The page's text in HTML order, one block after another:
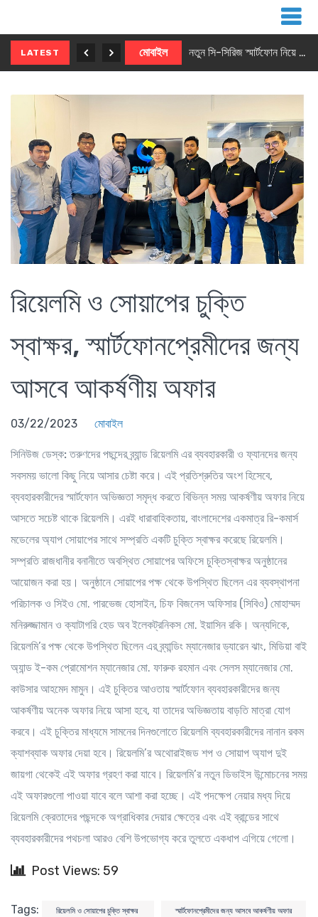
LATEST মোবাইল নতুন সি-সিরিজ স্মার্টফোন নিয়ে আসছে রিয়েলমি
রিয়েলমি ও সোয়াপের চুক্তি
স্বাক্ষর, স্মার্টফোনপ্রেমীদের জন্য
আসবে আকর্ষণীয় অফার
03/22/2023 মোবাইল
সিনিউজ ডেস্ক: তরুণদের পছন্দের ব্র্যান্ড রিয়েলমি এর ব্যবহারকারী ও ফ্যানদের জন্য
সবসময় ভালো কিছু নিয়ে আসার চেষ্টা করে। এই প্রতিশ্রুতির অংশ হিসেবে,
ব্যবহারকারীদের স্মার্টফোন অভিজ্ঞতা সমৃদ্ধ করতে বিভিন্ন সময় আকর্ষণীয় অফার নিয়ে
আসতে সচেষ্ট থাকে রিয়েলমি। এরই ধারাবাহিকতায়, বাংলাদেশের একমাত্র রি-কমার্স
মডেলের অ্যাপ সোয়াপের সাথে সম্প্রতি একটি চুক্তি স্বাক্ষর করেছে রিয়েলমি।
সম্প্রতি রাজধানীর বনানীতে অবস্থিত সোয়াপের অফিসে চুক্তিস্বাক্ষর অনুষ্ঠানের
আয়োজন করা হয়। অনুষ্ঠানে সোয়াপের পক্ষ থেকে উপস্থিত ছিলেন এর ব্যবস্থাপনা
পরিচালক ও সিইও মো. পারভেজ হোসাইন, চিফ বিজনেস অফিসার (সিবিও) মোহাম্মদ
মনিরুজ্জামান ও ক্যাটাগরি হেড অব ইলেকট্রনিকস মো. ইয়াসিন রকি। অন্যদিকে,
রিয়েলমি’র পক্ষ থেকে উপস্থিত ছিলেন এর ব্র্যান্ডিং ম্যানেজার ড্যারেন ঝাং, মিডিয়া বাই
অ্যান্ড ই-কম প্রোমোশন ম্যানেজার মো. ফারুক রহমান এবং সেলস ম্যানেজার মো.
কাউসার আহমেদ মামুন। এই চুক্তির আওতায় স্মার্টফোন ব্যবহারকারীদের জন্য
আকর্ষণীয় অনেক অফার নিয়ে আসা হবে, যা তাদের অভিজ্ঞতায় বাড়তি মাত্রা যোগ
করবে। এই চুক্তির মাধ্যমে সামনের দিনগুলোতে রিয়েলমি ব্যবহারকারীদের নানান রকম
ক্যাশব্যাক অফার দেয়া হবে। রিয়েলমি’র অথোরাইজড শপ ও সোয়াপ অ্যাপ দুই
জায়গা থেকেই এই অফার গ্রহণ করা যাবে। রিয়েলমি’র নতুন ডিভাইস উন্মোচনের সময়
এই অফারগুলো পাওয়া যাবে বলে আশা করা হচ্ছে। এই পদক্ষেপ নেয়ার মধ্য দিয়ে
রিয়েলমি ক্রেতাদের পছন্দকে অগ্রাধিকার দেয়ার ক্ষেত্রে এবং এই ব্রান্ডের সাথে
ব্যবহারকারীদের পথচলা আরও বেশি উপভোগ্য করে তুলতে একধাপ এগিয়ে গেলো।
Post Views: 59
Tags: রিয়েলমি ও সোয়াপের চুক্তি স্বাক্ষর স্মার্টফোনপ্রেমীদের জন্য আসবে আকর্ষণীয় অফার